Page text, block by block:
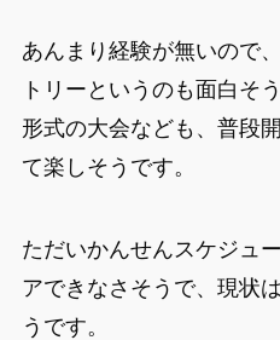
あんまり経験が無いので
トリーというのも面白そ
形式の大会なども、普段
て楽しそうです。
ただいかんせんスケジュ
アできなさそうで、現状
うです。